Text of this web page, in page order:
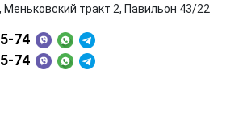
Меньковский тракт 2, Павильон 43/22
74
74